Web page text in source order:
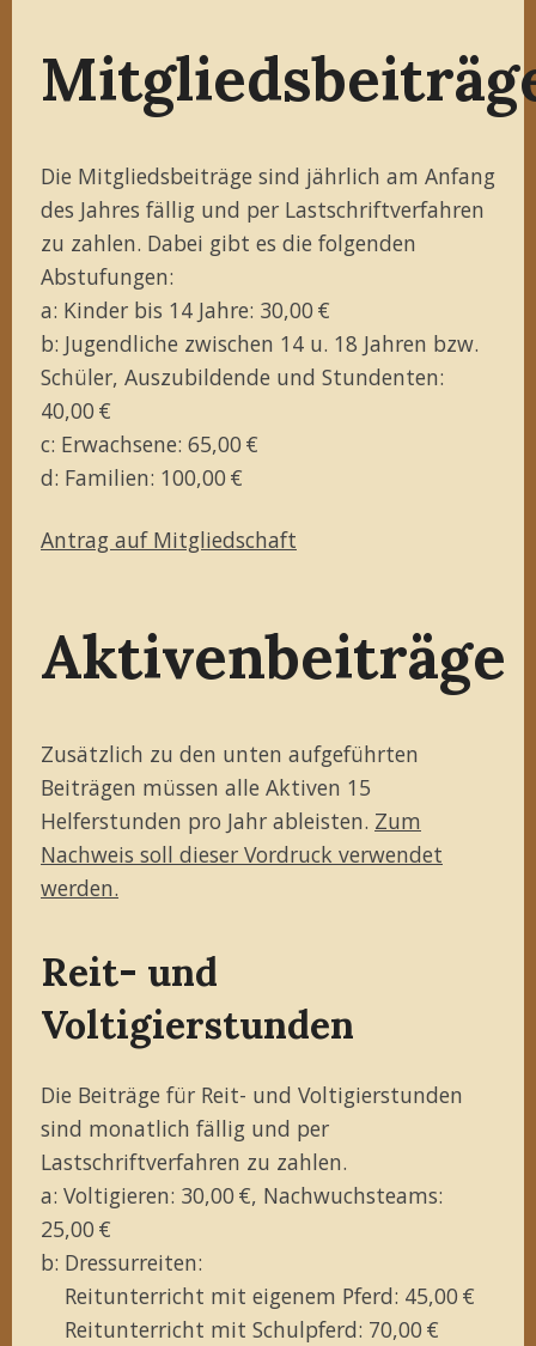
Die Mitgliedsbeiträge sind jährlich am Anfang
des Jahres fällig und per Lastschriftverfahren
zu zahlen. Dabei gibt es die folgenden
Abstufungen:
a: Kinder bis 14 Jahre: 30,00 €
b: Jugendliche zwischen 14 u. 18 Jahren bzw.
Schüler, Auszubildende und Stundenten:
40,00 €
c: Erwachsene: 65,00 €
d: Familien: 100,00 €
Antrag auf Mitgliedschaft
Aktivenbeiträge
Zusätzlich zu den unten aufgeführten
Beiträgen müssen alle Aktiven 15
Helferstunden pro Jahr ableisten. Zum
Nachweis soll dieser Vordruck verwendet
werden.
Reit- und
Voltigierstunden
Die Beiträge für Reit- und Voltigierstunden
sind monatlich fällig und per
Lastschriftverfahren zu zahlen.
a: Voltigieren: 30,00 €, Nachwuchsteams:
25,00 €
b: Dressurreiten:
Reitunterricht mit eigenem Pferd: 45,00 €
Reitunterricht mit Schulpferd: 70,00 €